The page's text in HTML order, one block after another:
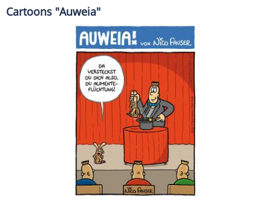
Cartoons "Auweia"